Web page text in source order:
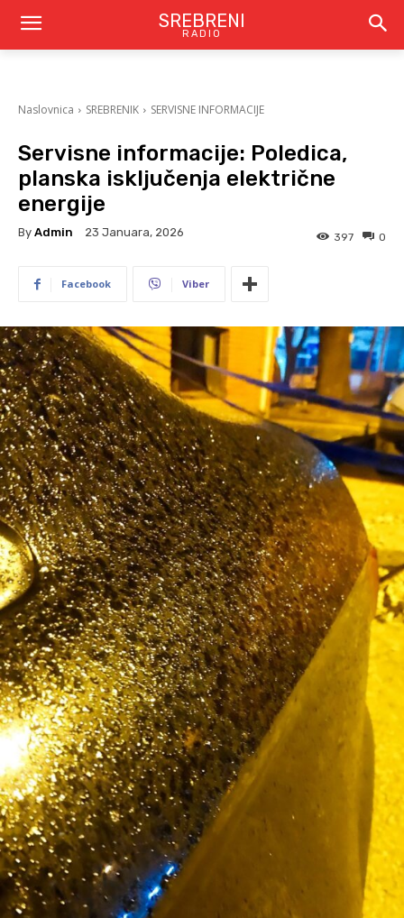
SREBRENI
RADIO
Naslovnica SREBRENIK SERVISNE INFORMACIJE
Servisne informacije: Poledica,
planska isključenja električne
energije
By Admin 23 Januara, 2026 0
397
Facebook Viber